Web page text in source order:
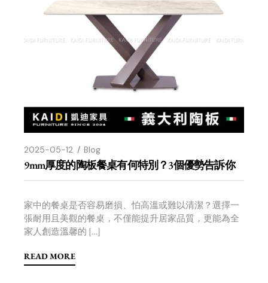
2025-05-12 Blog
9mm厚度的陶板餐桌有何特別？3個優勢告訴你
家中的餐桌是否容易磨損、怕高溫或難以清潔？選擇一
張耐用且美觀的餐桌，不僅能提升居家品質，更能為全
家人創造溫馨的 […]
READ MORE